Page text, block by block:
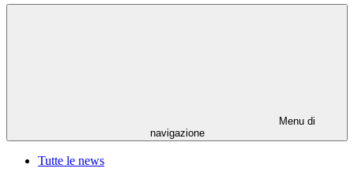
Menu di
navigazione
Tutte le news